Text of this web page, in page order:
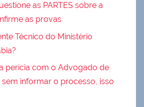
as PARTES sobre a
as provas
Técnico do Ministério
perícia com o Advogado de
sem informar o processo, isso